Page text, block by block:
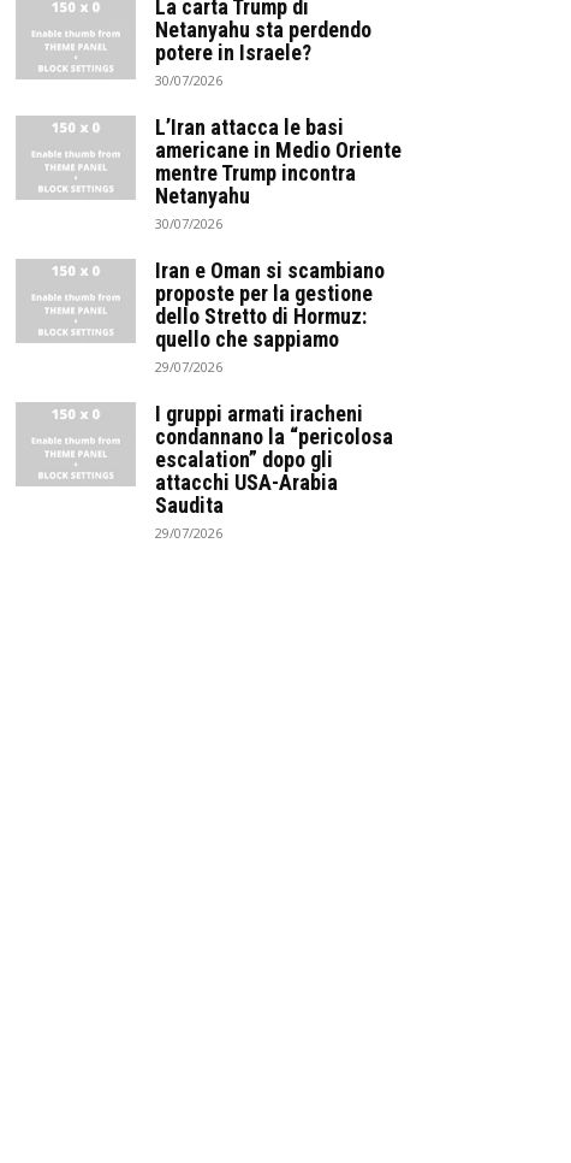
La carta Trump di
Netanyahu sta perdendo
potere in Israele?
30/07/2026
L’Iran attacca le basi
americane in Medio Oriente
mentre Trump incontra
Netanyahu
30/07/2026
Iran e Oman si scambiano
proposte per la gestione
dello Stretto di Hormuz:
quello che sappiamo
29/07/2026
I gruppi armati iracheni
condannano la “pericolosa
escalation” dopo gli
attacchi USA-Arabia
Saudita
29/07/2026